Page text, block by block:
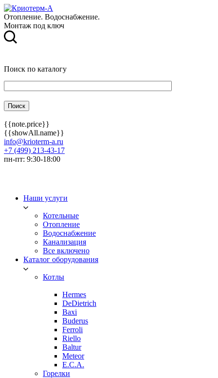
Отопление. Водоснабжение.
Монтаж под ключ
Поиск по каталогу
{{note.price}}
{{showAll.name}}
info@krioterm-a.ru
+7 (499) 213-43-17
пн-пт: 9:30-18:00
Наши услуги
Котельные
Отопление
Водоснабжение
Канализация
Все включено
Каталог оборудования
Котлы
Hermes
DeDietrich
Baxi
Buderus
Ferroli
Riello
Baltur
Meteor
E.C.A.
Горелки